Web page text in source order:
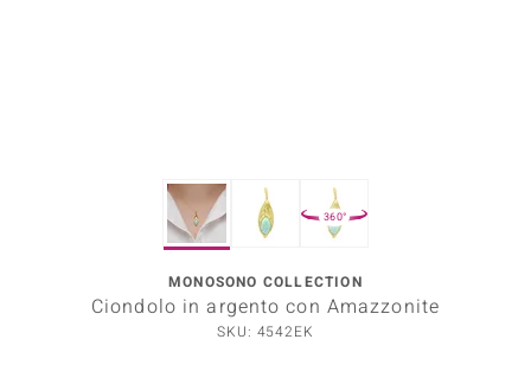
360°
MONOSONO COLLECTION
Ciondolo in argento con Amazzonite
SKU: 4542EK